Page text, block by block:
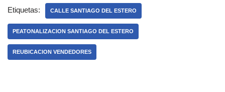
Etiquetas: CALLE SANTIAGO DEL ESTERO
PEATONALIZACION SANTIAGO DEL ESTERO
REUBICACION VENDEDORES